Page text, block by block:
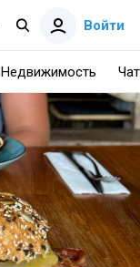
Войти
Недвижимость Чат